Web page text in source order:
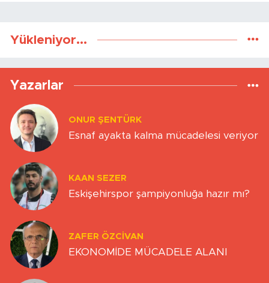
Yükleniyor...
Yazarlar
ONUR ŞENTÜRK
Esnaf ayakta kalma mücadelesi veriyor
KAAN SEZER
Eskişehirspor şampiyonluğa hazır mı?
ZAFER ÖZCIVAN
EKONOMİDE MÜCADELE ALANI